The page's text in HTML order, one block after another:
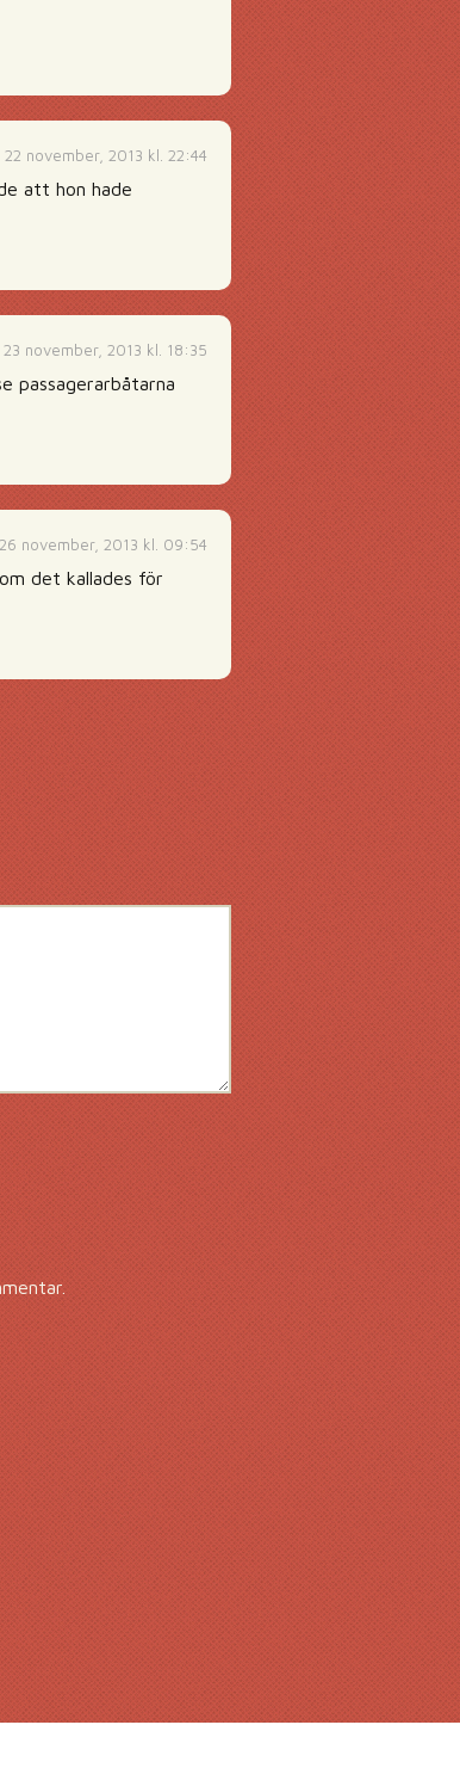
22 november, 2013 kl. 22:44
att hon hade
23 november, 2013 kl. 18:35
passagerarbåtarna
26 november, 2013 kl. 09:54
det kallades för